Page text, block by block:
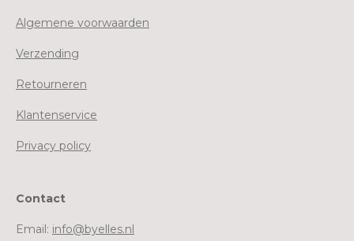
Algemene voorwaarden
Verzending
Retourneren
Klantenservice
Privacy policy
Contact
Email: info@byelles.nl